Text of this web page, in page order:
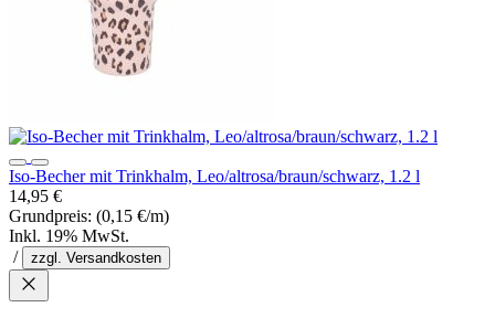
Iso-Becher mit Trinkhalm, Leo/altrosa/braun/schwarz, 1.2 l
14,95 €
Grundpreis: (0,15 €/m)
Inkl. 19% MwSt.
/
zzgl. Versandkosten